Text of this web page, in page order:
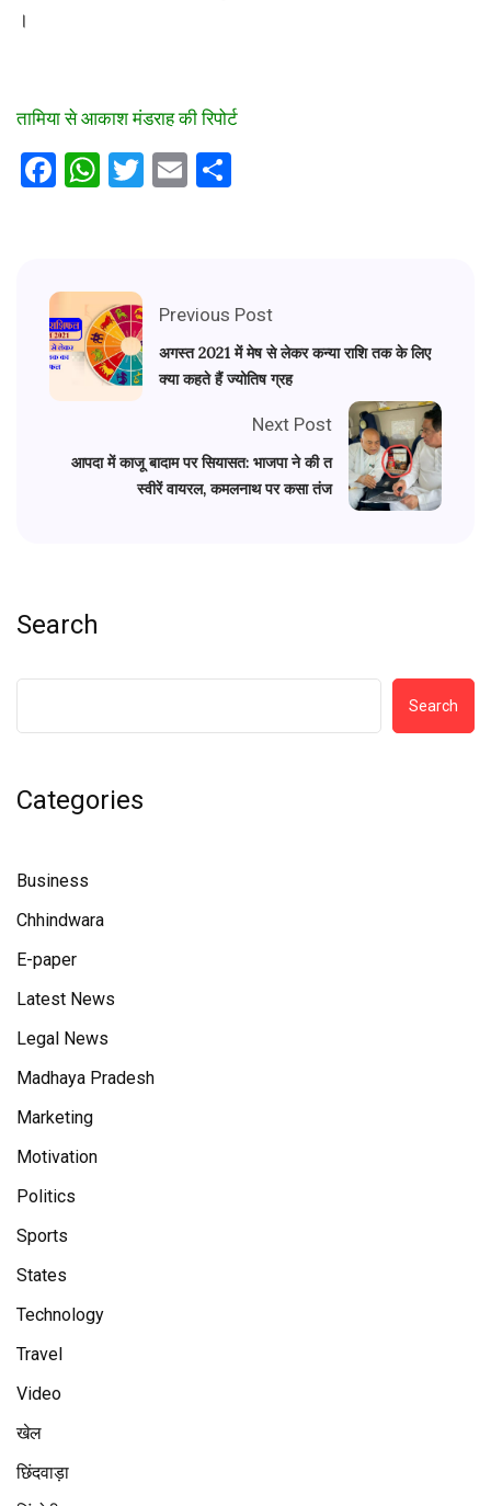
।
तामिया से आकाश मंडराह की रिपोर्ट
Facebook
WhatsApp
Twitter
Email
Previous Post
अगस्त 2021 में मेष से लेकर कन्या राशि तक के लिए
क्या कहते हैं ज्योतिष ग्रह
Next Post
आपदा में काजू बादाम पर सियासत: भाजपा ने की त
स्वीरें वायरल, कमलनाथ पर कसा तंज
Search
Search
Categories
Business
Chhindwara
E-paper
Latest News
Legal News
Madhaya Pradesh
Marketing
Motivation
Politics
Sports
States
Technology
Travel
Video
खेल
छिंदवाड़ा